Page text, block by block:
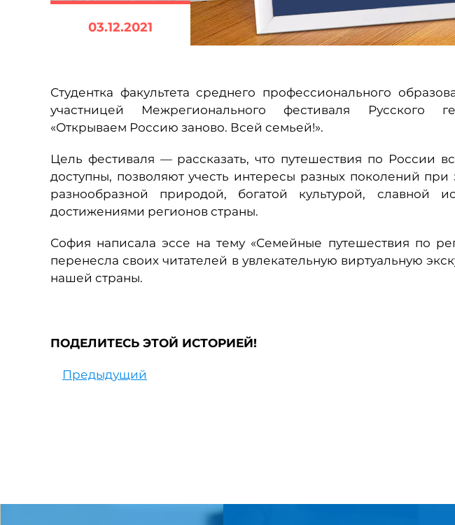
03.12.2021
Студентка факультета среднего профессионального
участницей Межрегионального фестиваля Русского
«Открываем Россию заново. Всей семьей!».
Цель фестиваля — рассказать, что путешествия по России
доступны, позволяют учесть интересы разных поколений при
разнообразной природой, богатой культурой, славной
достижениями регионов страны.
София написала эссе на тему «Семейные путешествия по
перенесла своих читателей в увлекательную виртуальную
нашей страны.
ПОДЕЛИТЕСЬ ЭТОЙ ИСТОРИЕЙ!
Предыдущий